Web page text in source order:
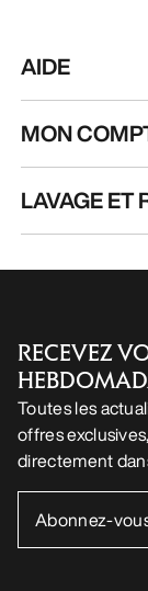
AIDE
MON
LAVAGE ET
RECEVEZ
Toutes les
offres
directement